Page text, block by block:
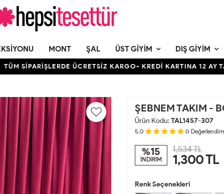
MONT ŞAL ÜST GIYIM DIŞ GIYIM
ÜCRETSİZ KARGO- KREDİ KARTINA 12 AY TAKSİT
ŞEBNEM TAKIM -
Ürün Kodu:TAL1457-307
5.0 0
%15
İNDİRİM
1,534 TL
1,300TL
Renk Seçenekleri